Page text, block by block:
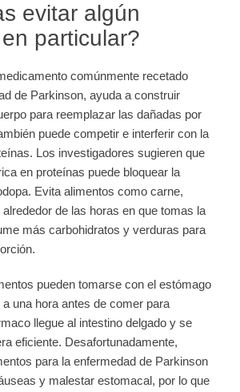
evitar algún
particular?
comúnmente recetado
de Parkinson, ayuda a construir
para reemplazar las dañadas por
puede competir e interferir con la
Los investigadores sugieren que
en proteínas puede bloquear la
Evita alimentos como carne,
de las horas en que tomas la
más carbohidratos y verduras para
pueden tomarse con el estómago
una hora antes de comer para
llegue al intestino delgado y se
eficiente. Desafortunadamente,
para la enfermedad de Parkinson
y malestar estomacal, por lo que